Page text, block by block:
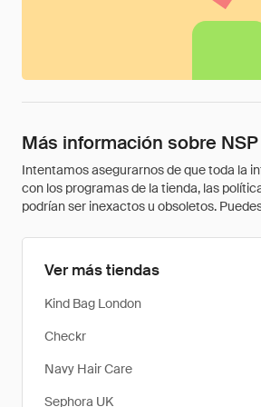
Más información sobre
Intentamos asegurarnos de que toda la
con los programas de la tienda, las
podrían ser inexactos u obsoletos.
Ver más tiendas
Kind Bag London
Checkr
Navy Hair Care
Sephora UK